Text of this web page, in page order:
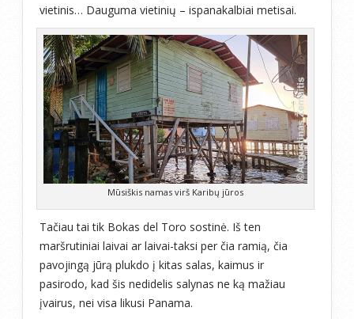
vietinis… Dauguma vietinių – ispanakalbiai metisai.
Mūsiškis namas virš Karibų jūros
Tačiau tai tik Bokas del Toro sostinė. Iš ten
maršrutiniai laivai ar laivai-taksi per čia ramią, čia
pavojingą jūrą plukdo į kitas salas, kaimus ir
pasirodo, kad šis nedidelis salynas ne ką mažiau
įvairus, nei visa likusi Panama.